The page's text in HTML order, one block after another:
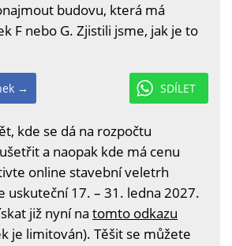
budovu, která má
F nebo G. Zjistili jsme, jak je to
SDÍLET
→
kde se dá na rozpočtu
a naopak kde má cenu
online stavební veletrh
uskuteční 17. – 31. ledna 2027.
již nyní na tomto odkazu
je limitován). Těšit se můžete